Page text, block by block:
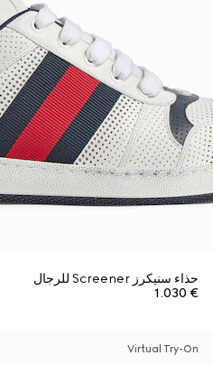
حذاء سنيكرز Screener للرجال
€ 1.030
Virtual Try-On